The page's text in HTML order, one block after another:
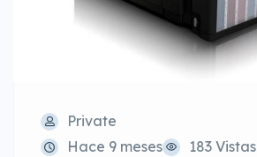
Private
Hace 9 meses
183 Vistas